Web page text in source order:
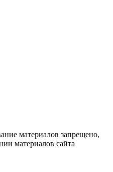
материалов запрещено,
материалов сайта